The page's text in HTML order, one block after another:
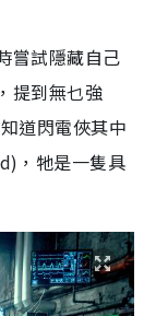
嘗試隱藏自己
提到無乜強
道閃電俠其中
，牠是一隻具